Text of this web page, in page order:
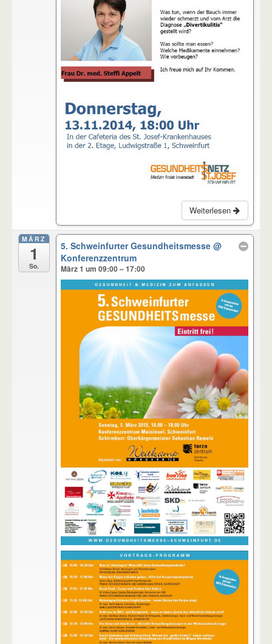
Weiterlesen
MÄRZ
1
So.
5. Schweinfurter Gesundheitsmesse@
Konferenzzentrum
März 1 um 09:00 – 17:00